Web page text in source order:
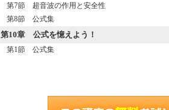
第7節 超音波の作用と安全性
第8節 公式集
第10章 公式を憶えよう！
第1節 公式集